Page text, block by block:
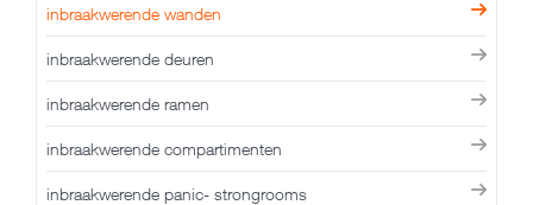
inbraakwerende wanden
inbraakwerende deuren
inbraakwerende ramen
inbraakwerende compartimenten
inbraakwerende panic- strongrooms